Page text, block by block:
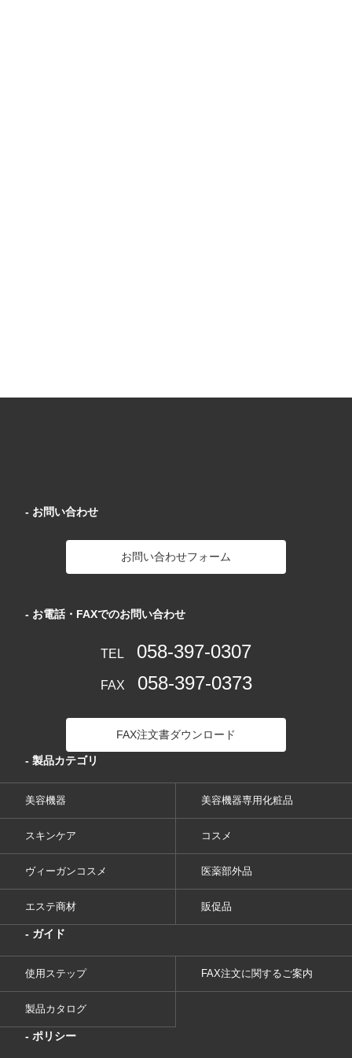
- 製品カテゴリ
美容機器 美容機器専用化粧品
スキンケア コスメ
ヴィーガンコスメ 医薬部外品
エステ商材 販促品
- ガイド
使用ステップ FAX注文に関するご案内
製品カタログ
- ポリシー
- お問い合わせ
お問い合わせフォーム
- お電話・FAXでのお問い合わせ
TEL 058-397-0307
FAX 058-397-0373
FAX注文書ダウンロード